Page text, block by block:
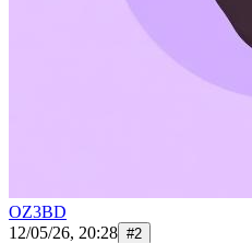
OZ3BD
12/05/26, 20:28 #2